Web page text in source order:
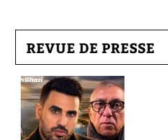
REVUE DE PRESSE